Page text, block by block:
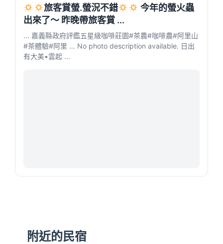
旅客賞螢.螢況不錯
今年的螢火蟲
出來了～ 昨晚帶旅客賞 ...
... 嘉義縣政府評鑑五星級咖啡莊園#茶農​#咖啡農​#阿里山
#茶體驗​#阿里 ... No photo description available. 日出
有大美•雲起 ...
附近的民宿